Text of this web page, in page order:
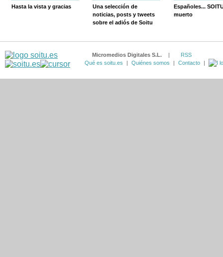
Hasta la vista y gracias
Una selección de
noticias, posts y tweets
sobre el adiós de Soitu
Españoles...
muerto
Micromedios Digitales S.L. |
RSS
Qué es soitu.es
| Quiénes somos | Contacto |